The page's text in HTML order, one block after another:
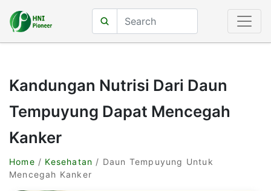
Kandungan Nutrisi Dari Daun
Tempuyung Dapat Mencegah
Kanker
Home / Kesehatan / Daun Tempuyung Untuk
Mencegah Kanker